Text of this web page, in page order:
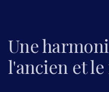
Une
l'ancien et